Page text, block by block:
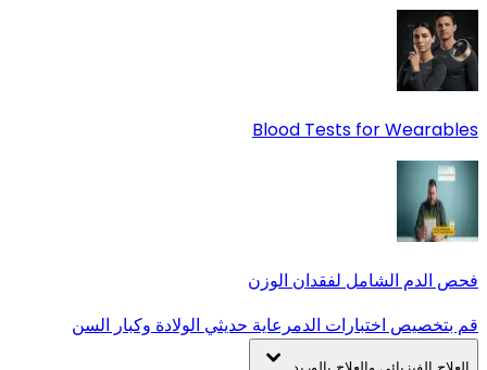
Blood Tests for Wearables
فحص الدم الشامل لفقدان الوزن
قم بتخصيص اختبارات الدمرعاية حديثي الولادة وكبار السن